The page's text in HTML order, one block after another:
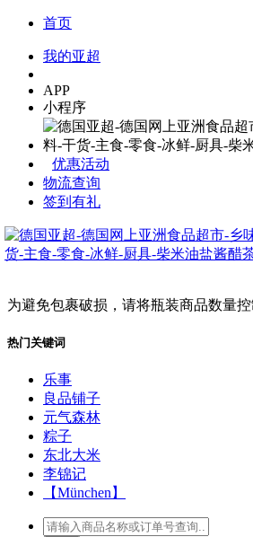
首页
我的亚超
APP
小程序
优惠活动
物流查询
签到有礼
为避免包裹破损，请将瓶装商品数量控
热门关键词
乐事
良品铺子
元气森林
粽子
东北大米
李锦记
【München】